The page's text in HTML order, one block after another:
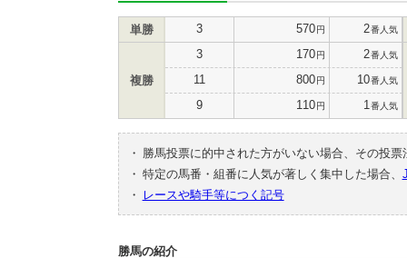
単勝 3 570円 2番人気
複勝
3 170円 2番人気
11 800円 10番人気
9 110円 1 番人気
・
勝馬投票に的中された方がいない場合、その投
・ 特定の馬番・組番に人気が著しく集中した場合、
・
レースや騎手等につく記号
勝馬の紹介